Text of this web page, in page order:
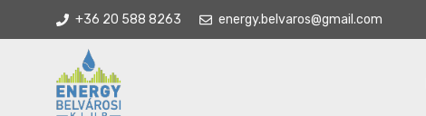
a
tartalomba
+36 20 588 8263 energy.belvaros@gmail.com